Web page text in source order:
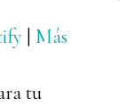
| Más
tu